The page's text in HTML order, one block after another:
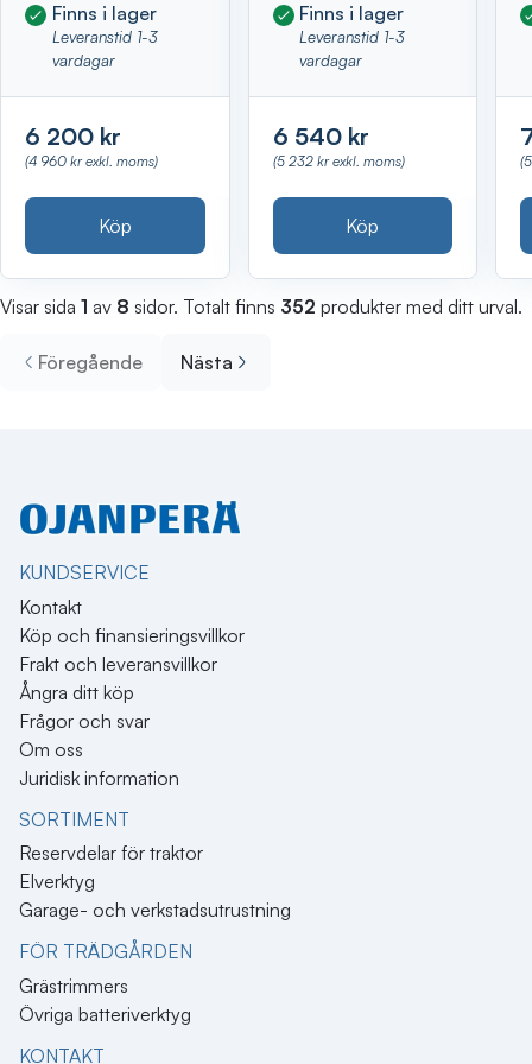
Finns i lager
Leveranstid 1-3
vardagar
6 200 kr
(4 960 kr exkl. moms)
Köp
Finns i lager
Leveranstid 1-3
vardagar
6 540 kr
(5 232 kr exkl. moms)
Köp
Visar sida 1 av 8 sidor. Totalt finns 352 produkter med ditt urval.
Föregående Nästa
KUNDSERVICE
Kontakt
Köp och finansieringsvillkor
Frakt och leveransvillkor
Ångra ditt köp
Frågor och svar
Om oss
Juridisk information
SORTIMENT
Reservdelar för traktor
Elverktyg
Garage- och verkstadsutrustning
FÖR TRÄDGÅRDEN
Grästrimmers
Övriga batteriverktyg
KONTAKT​